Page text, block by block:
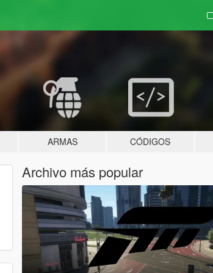
ARMAS CÓDIGOS
Archivo más popular